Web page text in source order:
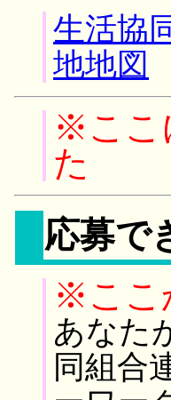
生活協
地地図
※ここ
た
応募で
※ここ
あなた
同組合